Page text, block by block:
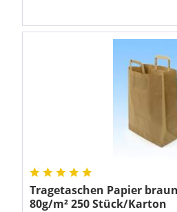
Tragetaschen Papier
80g/m² 250 Stück/Karton